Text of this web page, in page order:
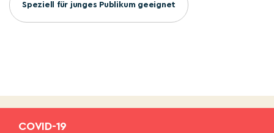
Speziell für junges Publikum geeignet
COVID-19